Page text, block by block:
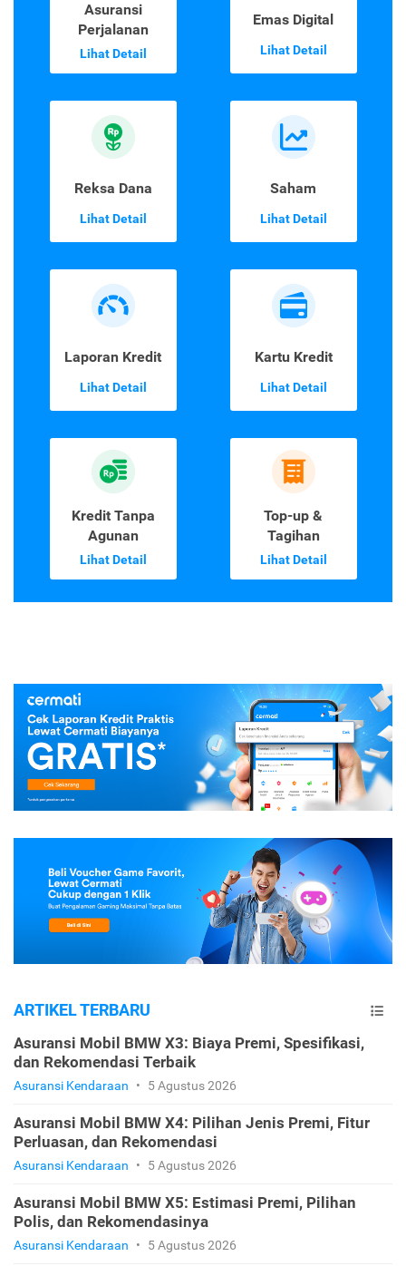
Asuransi
Perjalanan
Lihat Detail
Emas Digital
Lihat Detail
Reksa Dana
Lihat Detail
Saham
Lihat Detail
Laporan Kredit
Lihat Detail
Kartu Kredit
Lihat Detail
Kredit Tanpa
Agunan
Lihat Detail
Top-up &
Tagihan
Lihat Detail
ARTIKEL TERBARU
Asuransi Mobil BMW X3: Biaya Premi, Spesifikasi,
dan Rekomendasi Terbaik
Asuransi Kendaraan • 5 Agustus 2026
Asuransi Mobil BMW X4: Pilihan Jenis Premi, Fitur
Perluasan, dan Rekomendasi
Asuransi Kendaraan • 5 Agustus 2026
Asuransi Mobil BMW X5: Estimasi Premi, Pilihan
Polis, dan Rekomendasinya
Asuransi Kendaraan • 5 Agustus 2026